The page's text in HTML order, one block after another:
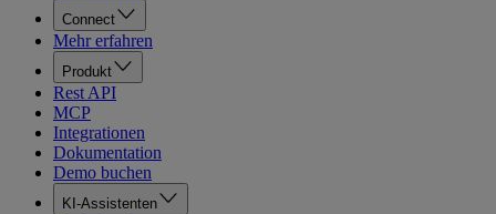
Connect
Mehr erfahren
Produkt
Rest API
MCP
Integrationen
Dokumentation
Demo buchen
KI-Assistenten